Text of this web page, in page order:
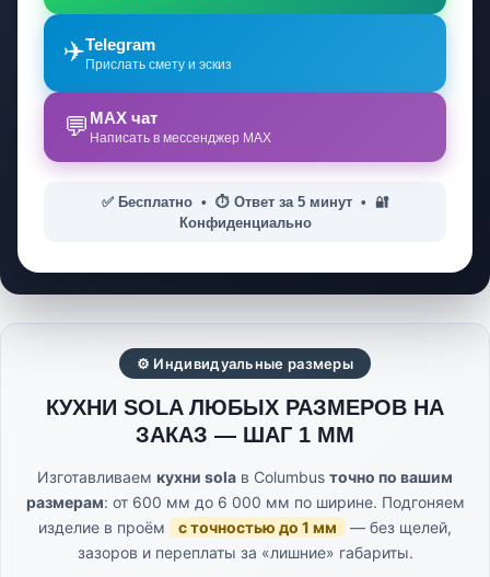
✈️Telegram
Прислать смету и эскиз
💬 MAX чат
Написать в мессенджер MAX
✅ Бесплатно • ⏱️ Ответ за 5 минут • 🔐
Конфиденциально
⚙ Индивидуальные размеры
КУХНИ SOLA ЛЮБЫХ РАЗМЕРОВ НА
ЗАКАЗ — ШАГ 1 ММ
Изготавливаем кухни sola в Columbus точно по вашим
размерам: от 600 мм до 6 000 мм по ширине. Подгоняем
изделие в проём
с точностью до 1 мм
— без щелей,
зазоров и переплаты за «лишние» габариты.